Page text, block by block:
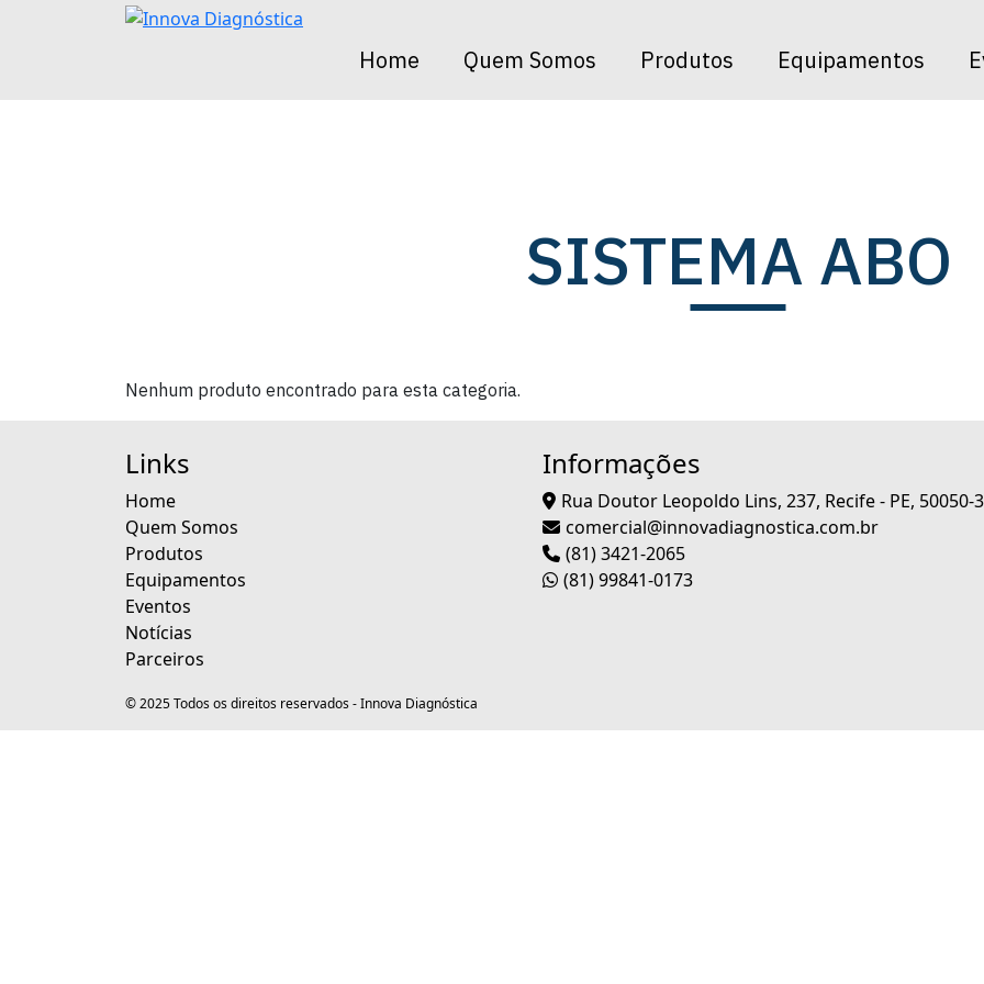
Home Quem Somos Produtos Equipamentos
Array ( [categoria_id] => 14 [cat_nome] => Sistema ABO [cat_imagem] => sistema-abo.avif [cat_tipo] => Ambos
SISTEMA ABO
Nenhum produto encontrado para esta categoria.
Links
Home
Quem Somos
Produtos
Equipamentos
Eventos
Notícias
Parceiros
© 2025 Todos os direitos reservados - Innova Diagnóstica
Informações
Rua Doutor Leopoldo Lins, 237, Recife - PE, 50050-
comercial@innovadiagnostica.com.br
(81) 3421-2065
(81) 99841-0173